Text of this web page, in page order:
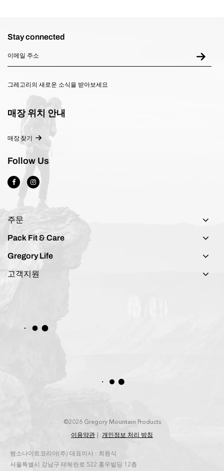
Stay connected
그레고리의 새로운 소식을 받아보세요
매장 위치 안내
매장 찾기
Follow Us
주문
Pack Fit & Care
Gregory Life
고객지원
©2026 Gregory Mountain Products
이용약관
개인정보 처리 방침
쌤소나이트코리아(주) 대표이사 : 최원식
서울특별시 강남구 테헤란로 522 홍우빌딩 12층